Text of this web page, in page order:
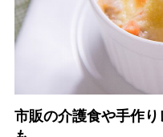
市販の介護食や手作